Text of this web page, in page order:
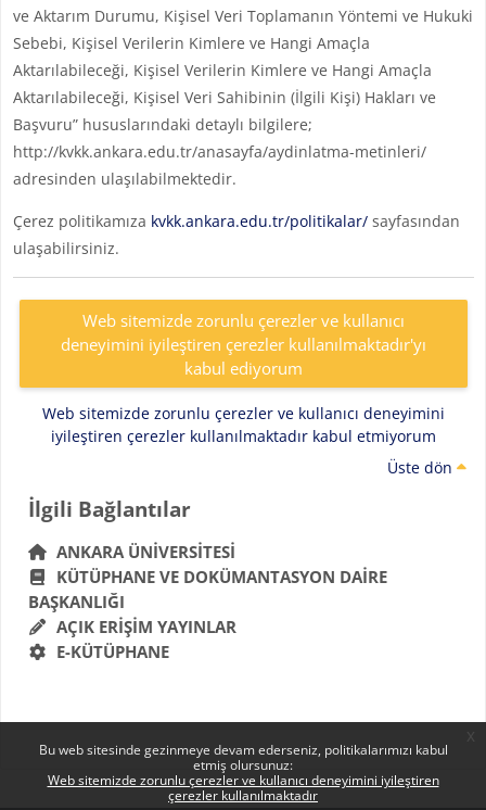
Bu web sitesinde gezinmeye devam ederseniz, politikalarımızı kabul
etmiş olursunuz:
Web sitemizde zorunlu çerezler ve kullanıcı deneyimini iyileştiren
çerezler kullanılmaktadır
ve Aktarım Durumu, Kişisel Veri Toplamanın Yöntemi ve Hukuki
Sebebi, Kişisel Verilerin Kimlere ve Hangi Amaçla
Aktarılabileceği, Kişisel Verilerin Kimlere ve Hangi Amaçla
Aktarılabileceği, Kişisel Veri Sahibinin (İlgili Kişi) Hakları ve
Başvuru” hususlarındaki detaylı bilgilere;
http://kvkk.ankara.edu.tr/anasayfa/aydinlatma-metinleri/
adresinden ulaşılabilmektedir.
Çerez politikamıza kvkk.ankara.edu.tr/politikalar/sayfasından
ulaşabilirsiniz.
Web sitemizde zorunlu çerezler ve kullanıcı
deneyimini iyileştiren çerezler kullanılmaktadır'yı
kabul ediyorum
Web sitemizde zorunlu çerezler ve kullanıcı deneyimini
iyileştiren çerezler kullanılmaktadır kabul etmiyorum
Üste dön
Bloklar
İlgili Bağlantılar 'yı atla
İlgili Bağlantılar
ANKARA ÜNIVERSITESI
KÜTÜPHANE VE DOKÜMANTASYON DAIRE
BAŞKANLIĞI
AÇIK ERIŞIM YAYINLAR
E-KÜTÜPHANE